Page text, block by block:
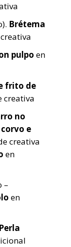
Brétema
pulpo en
frito de
creativa
no
e
creativa
en
–
en
Perla